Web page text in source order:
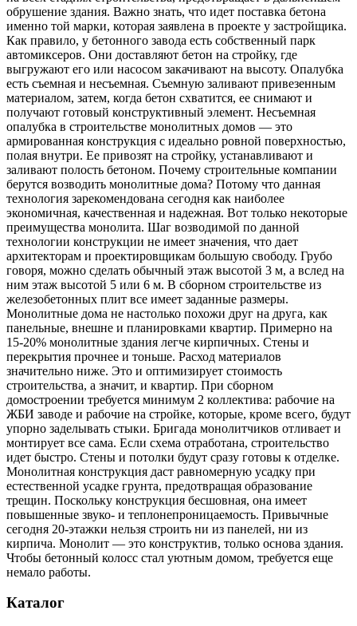
обрушение здания. Важно знать, что идет поставка бетона
именно той марки, которая заявлена в проекте у застройщика.
Как правило, у бетонного завода есть собственный парк
автомиксеров. Они доставляют бетон на стройку, где
выгружают его или насосом закачивают на высоту. Опалубка
есть съемная и несъемная. Съемную заливают привезенным
материалом, затем, когда бетон схватится, ее снимают и
получают готовый конструктивный элемент. Несъемная
опалубка в строительстве монолитных домов — это
армированная конструкция с идеально ровной поверхностью,
полая внутри. Ее привозят на стройку, устанавливают и
заливают полость бетоном. Почему строительные компании
берутся возводить монолитные дома? Потому что данная
технология зарекомендована сегодня как наиболее
экономичная, качественная и надежная. Вот только некоторые
преимущества монолита. Шаг возводимой по данной
технологии конструкции не имеет значения, что дает
архитекторам и проектировщикам большую свободу. Грубо
говоря, можно сделать обычный этаж высотой 3 м, а вслед на
ним этаж высотой 5 или 6 м. В сборном строительстве из
железобетонных плит все имеет заданные размеры.
Монолитные дома не настолько похожи друг на друга, как
панельные, внешне и планировками квартир. Примерно на
15-20% монолитные здания легче кирпичных. Стены и
перекрытия прочнее и тоньше. Расход материалов
значительно ниже. Это и оптимизирует стоимость
строительства, а значит, и квартир. При сборном
домостроении требуется минимум 2 коллектива: рабочие на
ЖБИ заводе и рабочие на стройке, которые, кроме всего, будут
упорно заделывать стыки. Бригада монолитчиков отливает и
монтирует все сама. Если схема отработана, строительство
идет быстро. Стены и потолки будут сразу готовы к отделке.
Монолитная конструкция даст равномерную усадку при
естественной усадке грунта, предотвращая образование
трещин. Поскольку конструкция бесшовная, она имеет
повышенные звуко- и теплонепроницаемость. Привычные
сегодня 20-этажки нельзя строить ни из панелей, ни из
кирпича. Монолит — это конструктив, только основа здания.
Чтобы бетонный колосс стал уютным домом, требуется еще
немало работы.
Каталог